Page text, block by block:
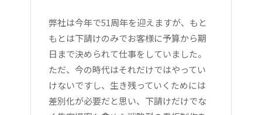
弊社は今年で51周年を迎えますが、もと
もとは下請けのみでお客様に予算から期
日まで決められて仕事をしていました。
ただ、今の時代はそれだけではやってい
けないですし、生き残っていくためには
差別化が必要だと思い、下請けだけでな